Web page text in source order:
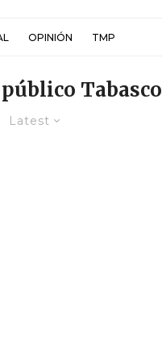
OPINIÓN TMP
Tabasco
Latest